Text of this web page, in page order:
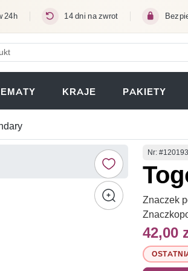
24h 14 dni na zwrot
SIĘ W NOWEJ KARCIE)
KRAJE PAKIETY
Numer
Nr: #120193
Znaczek
42,00